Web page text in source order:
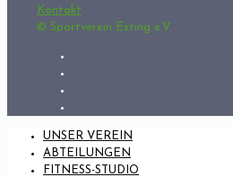
Kontakt
© Sportverein Esting e.V.
UNSER VEREIN
ABTEILUNGEN
FITNESS-STUDIO